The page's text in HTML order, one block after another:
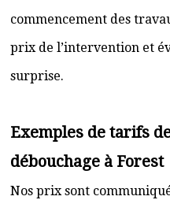
commencement des
prix de l’intervention et
surprise.
Exemples de tarifs
débouchage à Forest
Nos prix sont